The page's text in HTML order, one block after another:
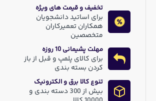
تخفیف و قیمت های ویژه
برای اساتید دانشجویان
همکاران تعمیرکاران
متخصصین
مهلت پشیمانی 10 روزه
برای کالای پلمپ و قبل از باز
کردن بسته بندی
تنوع کالا برق و الکترونیک
بیش از 300 دسته بندی و